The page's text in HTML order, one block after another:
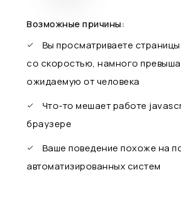
Возможные причины:
Вы просматриваете страницы
со скоростью, намного
ожидаемую от человека
Что-то мешает работе
браузере
Ваше поведение похоже на
автоматизированных систем